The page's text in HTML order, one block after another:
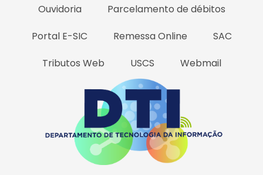
Ouvidoria
Parcelamento de débitos
Portal E-SIC
Remessa Online
SAC
Tributos Web
USCS Webmail